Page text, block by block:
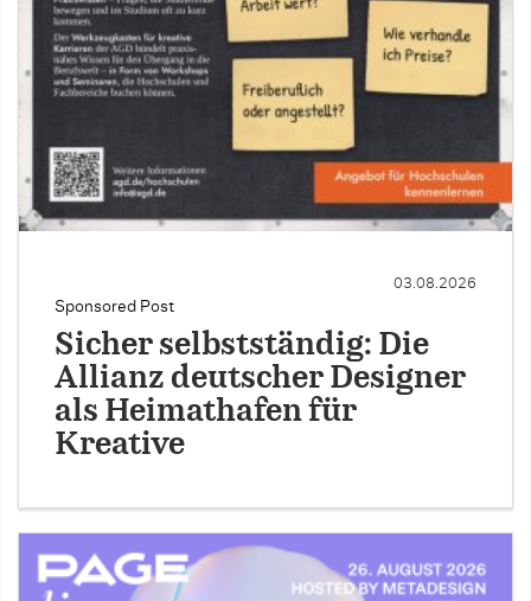
Sponsored Post
03.08.2026
Sicher selbstständig: Die
Allianz deutscher Designer
als Heimathafen für
Kreative